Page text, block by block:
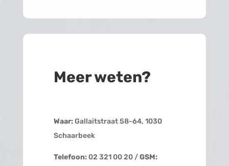
Meer weten?
Waar:Gallaitstraat 58-64, 1030
Schaarbeek
Telefoon:02 321 00 20 /GSM: